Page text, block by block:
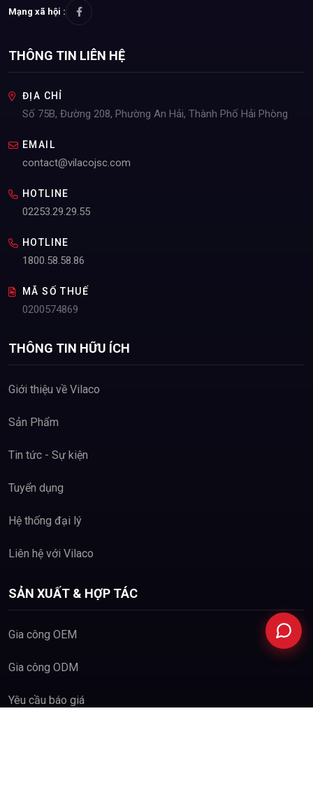
Mạng xã hội :
THÔNG TIN LIÊN HỆ
ĐỊA CHỈ
Số 75B, Đường 208, Phường An Hải, Thành Phố Hải Phòng
EMAIL
contact@vilacojsc.com
HOTLINE
02253.29.29.55
HOTLINE
1800.58.58.86
MÃ SỐ THUẾ
0200574869
THÔNG TIN HỮU ÍCH
Giới thiệu về Vilaco
Sản Phẩm
Tin tức - Sự kiện
Tuyển dụng
Hệ thống đại lý
Liên hệ với Vilaco
SẢN XUẤT & HỢP TÁC
Gia công OEM
Gia công ODM
Yêu cầu báo giá
Facebook